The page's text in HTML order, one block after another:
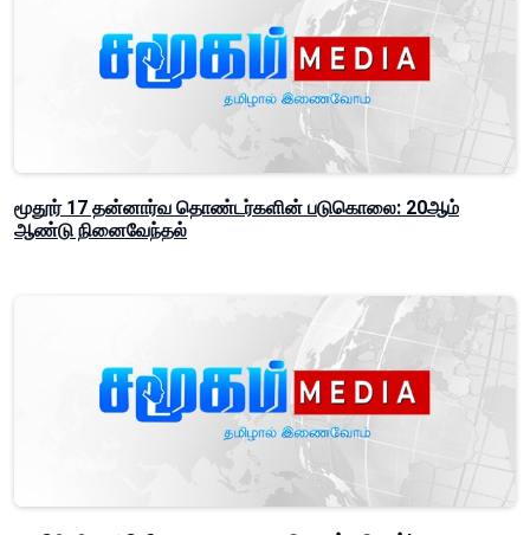
மூதூர் 17 தன்னார்வ தொண்டர்களின் படுகொலை: 20ஆம்
ஆண்டு நினைவேந்தல்